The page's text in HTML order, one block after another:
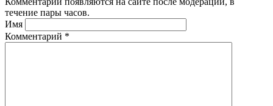
течение пары часов.
Имя
Комментарий *